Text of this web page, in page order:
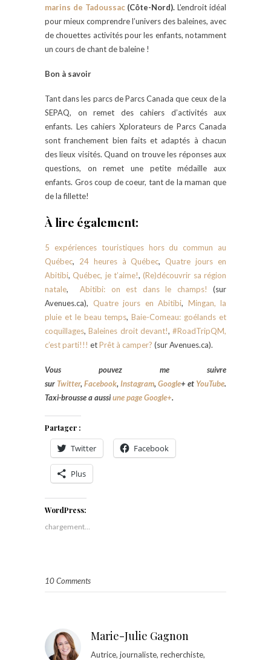
marins de Tadoussac(Côte-Nord). L’endroit idéal
pour mieux comprendre l’univers des baleines, avec
de chouettes activités pour les enfants, notamment
un cours de chant de baleine !
Bon à savoir
Tant dans les parcs de Parcs Canada que ceux de la
SEPAQ, on remet des cahiers d’activités aux
enfants. Les cahiers Xplorateurs de Parcs Canada
sont franchement bien faits et adaptés à chacun
des lieux visités. Quand on trouve les réponses aux
questions, on remet une petite médaille aux
enfants. Gros coup de coeur, tant de la maman que
de la fillette!
À lire également:
5 expériences touristiques hors du commun au
Québec, 24 heures à Québec, Quatre jours en
Abitibi, Québec, je t’aime!,(Re)découvrir sa région
natale, Abitibi: on est dans le champs! (sur
Avenues.ca), Quatre jours en Abitibi, Mingan, la
pluie et le beau temps,Baie-Comeau: goélands et
coquillages,Baleines droit devant!, #RoadTripQM,
c’est parti!!! etPrêt à camper? (sur Avenues.ca).
Vous pouvez me suivre
sur Twitter, Facebook, Instagram, Google+ et YouTube.
Taxi-brousse a aussiune page Google+.
Partager :
Twitter Facebook
Plus
WordPress:
chargement…
10 Comments
Marie-Julie Gagnon
Autrice, journaliste, recherchiste,